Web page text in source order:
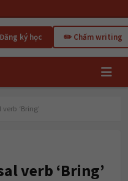
ký học ✏️ Chấm writing
‘Bring’
verb ‘Bring’